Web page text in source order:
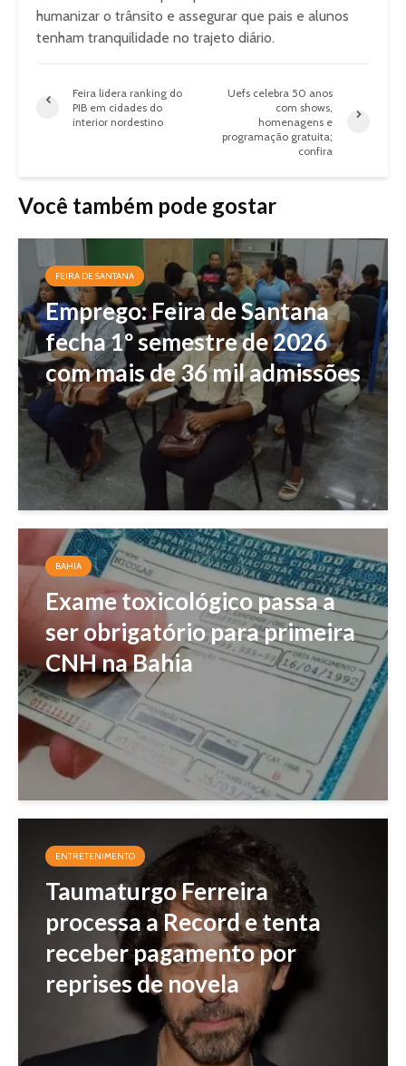
humanizar o trânsito e assegurar que pais e alunos
tenham tranquilidade no trajeto diário.
Feira lidera ranking do
PIB em cidades do
interior nordestino
Uefs celebra 50 anos
com shows,
homenagens e
programação gratuita;
confira
Você também pode gostar
FEIRA DE SANTANA
Emprego: Feira de Santana
fecha 1º semestre de 2026
com mais de 36 mil admissões
BAHIA
Exame toxicológico passa a
ser obrigatório para primeira
CNH na Bahia
ENTRETENIMENTO
Taumaturgo Ferreira
processa a Record e tenta
receber pagamento por
reprises de novela